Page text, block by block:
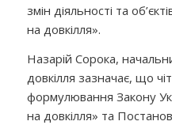
змін діяльності та
на довкілля».
Назарій Сорока,
довкілля зазначає, що
формулювання Закону
на довкілля» та